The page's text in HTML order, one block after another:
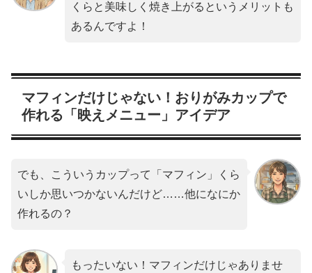
くらと美味しく焼き上がるというメリットも
あるんですよ！
マフィンだけじゃない！おりがみカップで
作れる「映えメニュー」アイデア
でも、こういうカップって「マフィン」くら
いしか思いつかないんだけど……他になにか
作れるの？
もったいない！マフィンだけじゃありませ